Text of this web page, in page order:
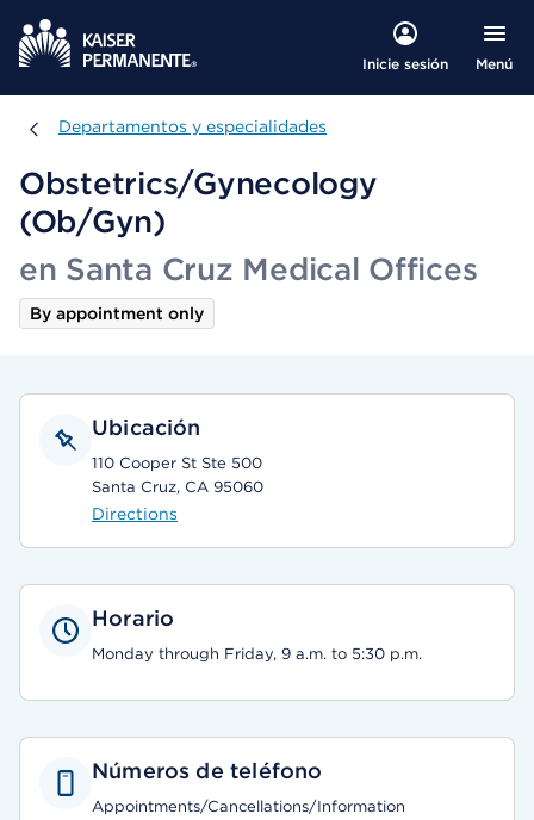
Inicie sesión Menú
Departamentos y especialidades
Departamentos y especialidades
Obstetrics/Gynecology
(Ob/Gyn)
en Santa Cruz Medical Offices
By appointment only
Ubicación
110 Cooper St Ste 500
Santa Cruz, CA 95060
Directions
Horario
Monday through Friday, 9 a.m. to 5:30 p.m.
Números de teléfono
Appointments/Cancellations/Information